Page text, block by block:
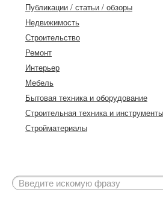
Публикации / статьи / обзоры
Недвижимость
Строительство
Ремонт
Интерьер
Мебель
Бытовая техника и оборудование
Строительная техника и инструменты
Стройматериалы